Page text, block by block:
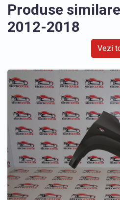
Produse
2012-2018
Vezi